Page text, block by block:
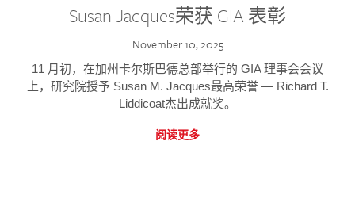
Susan Jacques荣获 GIA 表彰
November 10, 2025
11 月初，在加州卡尔斯巴德总部举行的 GIA 理事会会议
上，研究院授予 Susan M. Jacques最高荣誉 — Richard T.
Liddicoat杰出成就奖。
阅读更多